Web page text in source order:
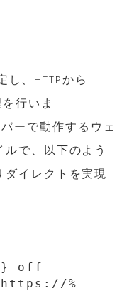
、HTTPから
行いま
ーで動作するウェ
で、以下のよう
イレクトを実現
off
%